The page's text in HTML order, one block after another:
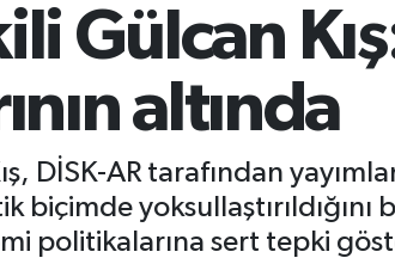
Gülcan
altında
DİSK-AR tarafından
biçimde
politikalarına sert tepki